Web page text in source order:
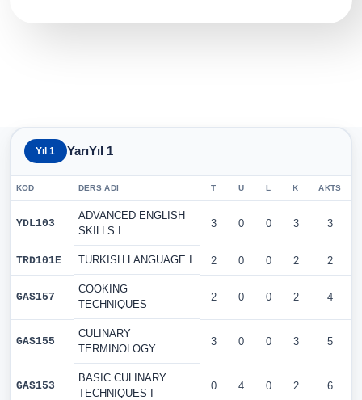
Yıl 1 YarıYıl 1
KOD DERS ADI T U L K AKTS
YDL103
ADVANCED ENGLISH
SKILLS I
3 0 0 3 3
TRD101E TURKISH LANGUAGE I 2 0 0 2 2
GAS157
COOKING
TECHNIQUES
2 0 0 2 4
GAS155
CULINARY
TERMINOLOGY
3 0 0 3 5
GAS153
BASIC CULINARY
TECHNIQUES I
0 4 0 2 6